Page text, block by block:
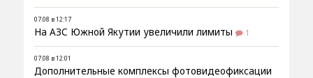
07.08 в 12:17
На АЗС Южной Якутии увеличили лимиты 1
07.08 в 12:01
Дополнительные комплексы фотовидеофиксации